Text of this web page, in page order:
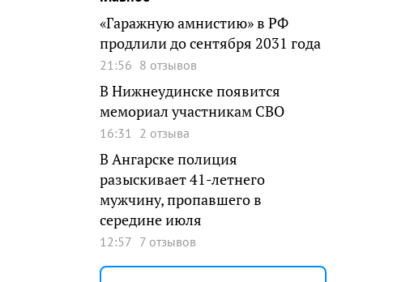
«Гаражную амнистию» в РФ
продлили до сентября 2031 года
21:56 8 отзывов
В Нижнеудинске появится
мемориал участникам СВО
16:31 2 отзыва
В Ангарске полиция
разыскивает 41-летнего
мужчину, пропавшего в
середине июля
12:57 7 отзывов